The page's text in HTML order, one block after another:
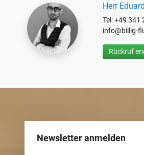
Herr
Tel: +49 341
info@billig-
Rückruf
Newsletter anmelden